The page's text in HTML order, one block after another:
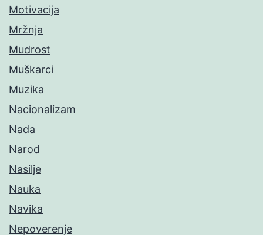
Motivacija
Mržnja
Mudrost
Muškarci
Muzika
Nacionalizam
Nada
Narod
Nasilje
Nauka
Navika
Nepoverenje